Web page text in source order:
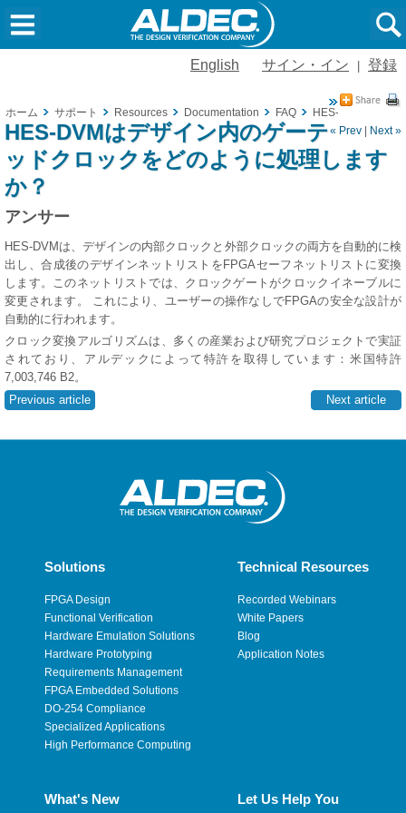
English サイン・イン 登録
ホーム サポート Resources Documentation FAQ
HES-DVMはデザ
« Prev
Next »
HES-DVMはデザイン内のゲーテ
ッドクロックをどのように処理します
か？
アンサー
HES-DVMは、デザインの内部クロックと外部クロックの両方を自動的に検
出し、合成後のデザインネットリストをFPGAセーフネットリストに変換
します。このネットリストでは、クロックゲートがクロックイネーブルに
変更されます。
これにより、ユーザーの操作なしでFPGAの安全な設計が
自動的に行われます。
クロック変換アルゴリズムは、多くの産業および研究プロジェクトで実証
されており、アルデックによって特許を取得しています：米国特許
7,003,746 B2。
Previous article
Next article
Solutions
FPGA Design
Functional Verification
Hardware Emulation Solutions
Hardware Prototyping
Requirements Management
FPGA Embedded Solutions
DO-254 Compliance
Specialized Applications
High Performance Computing
Technical Resources
Recorded Webinars
White Papers
Blog
Application Notes
What's New Let Us Help You